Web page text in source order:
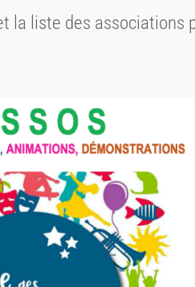
la liste des associations